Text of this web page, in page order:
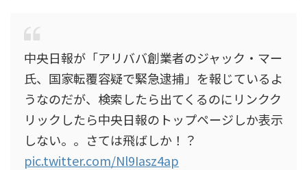
中央日報が「アリババ創業者のジャック・マー
氏、国家転覆容疑で緊急逮捕」を報じているよ
うなのだが、検索したら出てくるのにリンクク
リックしたら中央日報のトップページしか表示
しない。。さては飛ばしか！？
pic.twitter.com/Nl9Iasz4ap